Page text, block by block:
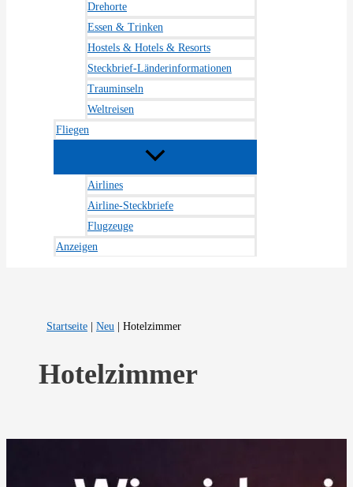
Drehorte
Essen & Trinken
Hostels & Hotels & Resorts
Steckbrief-Länderinformationen
Trauminseln
Weltreisen
Fliegen
Airlines
Airline-Steckbriefe
Flugzeuge
Anzeigen
Startseite |Neu |Hotelzimmer
Hotelzimmer